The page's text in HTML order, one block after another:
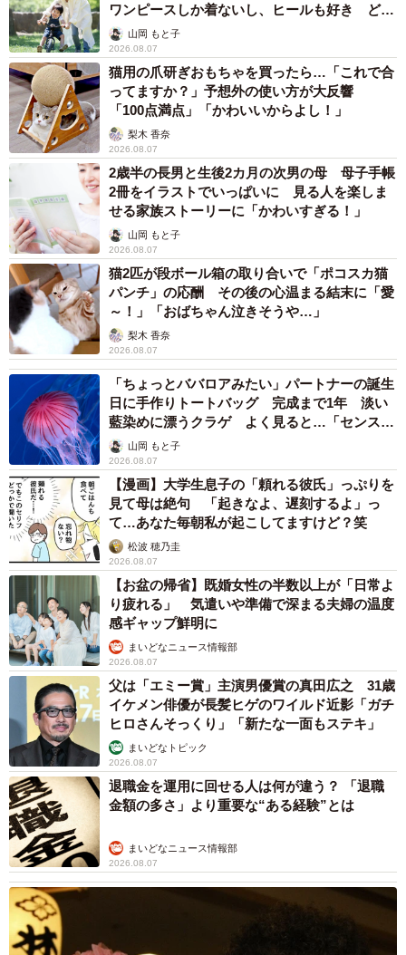
ワンピースしか着ないし、ヒールも好き どの
へんが…
山岡 もと子
2026.08.07
猫用の爪研ぎおもちゃを買ったら…「これで合
ってますか？」予想外の使い方が大反響
「100点満点」「かわいいからよし！」
梨木 香奈
2026.08.07
2歳半の長男と生後2カ月の次男の母 母子手帳
2冊をイラストでいっぱいに 見る人を楽しま
せる家族ストーリーに「かわいすぎる！」
山岡 もと子
2026.08.07
猫2匹が段ボール箱の取り合いで「ポコスカ猫
パンチ」の応酬 その後の心温まる結末に「愛
～！」「おばちゃん泣きそうや…」
梨木 香奈
2026.08.07
「ちょっとババロアみたい」パートナーの誕生
日に手作りトートバッグ 完成まで1年 淡い
藍染めに漂うクラゲ よく見ると…「センスす
ごい」山岡 もと子
2026.08.07
【漫画】大学生息子の「頼れる彼氏」っぷりを
見て母は絶句 「起きなよ、遅刻するよ」っ
て…あなた毎朝私が起こしてますけど？笑
松波 穂乃圭
2026.08.07
【お盆の帰省】既婚女性の半数以上が「日常よ
り疲れる」 気遣いや準備で深まる夫婦の温度
感ギャップ鮮明に
まいどなニュース情報部
2026.08.07
父は「エミー賞」主演男優賞の真田広之 31歳
イケメン俳優が長髪ヒゲのワイルド近影「ガチ
ヒロさんそっくり」「新たな一面もステキ」
まいどなトピック
2026.08.07
退職金を運用に回せる人は何が違う？ 「退職
金額の多さ」より重要な“ある経験”とは
まいどなニュース情報部
2026.08.07